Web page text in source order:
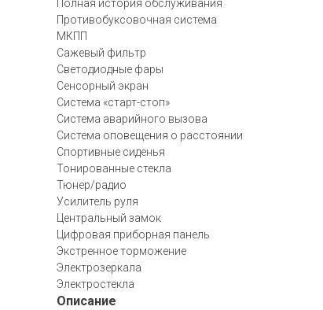
Полная история обслуживания
Противобуксовочная система
МКПП
Сажевый фильтр
Светодиодные фары
Сенсорный экран
Система «старт-стоп»
Система аварийного вызова
Система оповещения о расстоянии
Спортивные сиденья
Тонированные стекла
Тюнер/радио
Усилитель руля
Центральный замок
Цифровая приборная панель
Экстренное торможение
Электрозеркала
Электростекла
Описание